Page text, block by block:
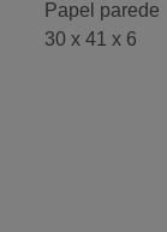
Papel parede
30 x 41 x 6